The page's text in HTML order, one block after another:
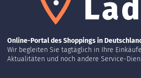
Online-Portal des Shoppings in
Wir begleiten Sie tagtäglich in Ihre
Aktualitäten und noch andere Service-